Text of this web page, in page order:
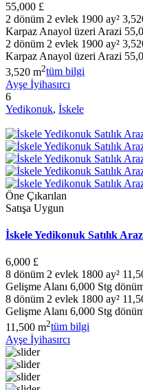
55,000 £
2 dönüm 2 evlek 1900 ay²
Karpaz Anayol üzeri Arazi
2 dönüm 2 evlek 1900 ay²
Karpaz Anayol üzeri Arazi
3,520 m2tüm bilgi
Ayşe İyihasırcı
6
Yedikonuk, İskele
Öne Çıkarılan
Satışa Uygun
İskele Yedikonuk Satılık
6,000 £
8 dönüm 2 evlek 1800 ay²
Gelişme Alanı 6,000 Stg
8 dönüm 2 evlek 1800 ay²
Gelişme Alanı 6,000 Stg
11,500 m2tüm bilgi
Ayşe İyihasırcı